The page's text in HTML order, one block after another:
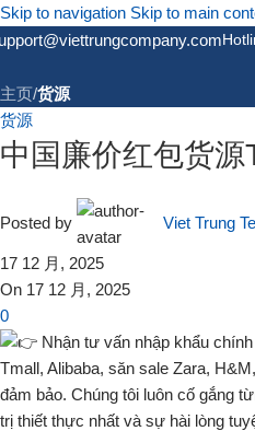
Skip to navigation Skip to main
新闻
主页/货源
货源
中国廉价红包货
Posted by Viet Trung
17 12 月, 2025
On 17 12 月, 2025
0